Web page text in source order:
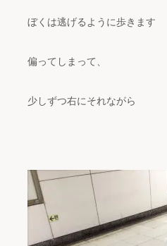
ぼくは逃げるように歩きます
偏ってしまって、
少しずつ右にそれながら